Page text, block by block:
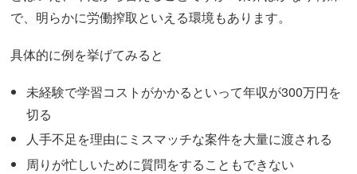
で、明らかに労働搾取といえる環境もあります。
具体的に例を挙げてみると
未経験で学習コストがかかるといって年収が300万円を
切る
人手不足を理由にミスマッチな案件を大量に渡される
周りが忙しいために質問をすることもできない